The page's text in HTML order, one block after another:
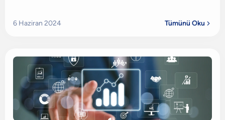
6 Haziran 2024 Tümünü Oku 